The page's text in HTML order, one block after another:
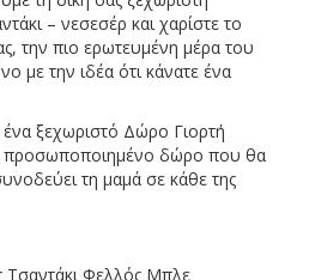
– νεσεσέρ και χαρίστε το
την πιο ερωτευμένη μέρα του
με την ιδέα ότι κάνατε ένα
ξεχωριστό Δώρο Γιορτή
προσωποποιημένο δώρο που θα
τη μαμά σε κάθε της